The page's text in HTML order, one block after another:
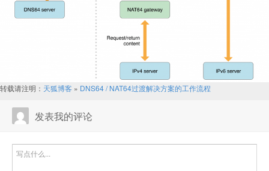
转载请注明： 天狐博客 » DNS64 / NAT64过渡解决方案的工作流程
发表我的评论